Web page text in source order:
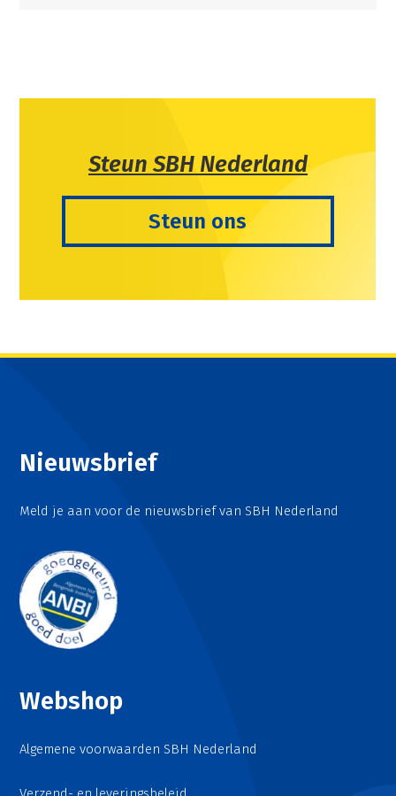
Steun SBH Nederland
Steun ons
Nieuwsbrief
Meld je aan voor de nieuwsbrief van SBH Nederland
Webshop
Algemene voorwaarden SBH Nederland